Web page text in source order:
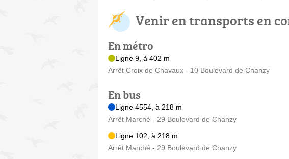
Venir en transports en
En métro
Ligne 9, à 402 m
Arrêt Croix de Chavaux - 10 Boulevard de Chanzy
En bus
Ligne 4554, à 218 m
Arrêt Marché - 29 Boulevard de Chanzy
Ligne 102, à 218 m
Arrêt Marché - 29 Boulevard de Chanzy